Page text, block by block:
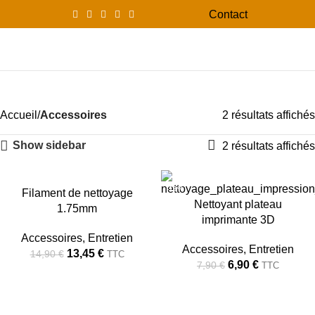
Contact
Accueil Accessoires 2 résultats affichés
Show sidebar 2 résultats affichés
Filament de nettoyage
1.75mm
Accessoires, Entretien
14,90€ 13,45 € TTC
-13%
Nettoyant plateau
imprimante 3D
Accessoires, Entretien
7,90€ 6,90 € TTC